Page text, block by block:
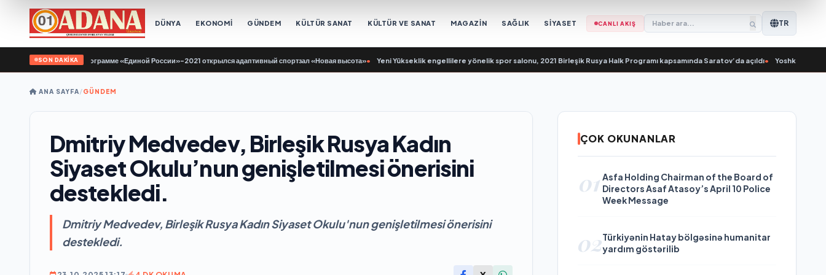
DÜNYA EKONOMİ GÜNDEM KÜLTÜR SANAT KÜLTÜR VE SANAT MAGAZİN SAĞLIK SİYASET CANLI AKIŞ TR
SON DAKİKA
по Народной программе «Единой России»-2021 открылся адаптивный спортзал «Новая высота»• Yeni Yükseklik engellilere yönelik spor salonu, 2021 Birleşik Rusya Halk Programı kapsamında Saratov’da açıldı • Yoshkar-Ola’da
ANA SAYFA/GÜNDEM
Dmitriy Medvedev, Birleşik Rusya Kadın
Siyaset Okulu’nun genişletilmesi önerisini
destekledi.
Dmitriy Medvedev, Birleşik Rusya Kadın Siyaset Okulu'nun genişletilmesi önerisini
destekledi.
ÇOK OKUNANLAR
01 Asfa Holding Chairman of the Board of
Directors Asaf Atasoy’s April 10 Police
Week Message
02Türkiyənin Hatay bölgəsinə humanitar
yardım göstərilib